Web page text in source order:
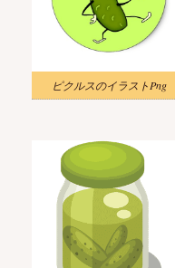
ピクルスのイラストPng